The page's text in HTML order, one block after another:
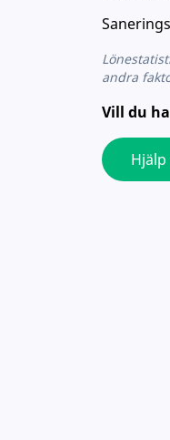
andra
Vill du